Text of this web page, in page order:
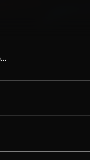
Faux raccords - Les erreurs dans la trilogie Starship Troopers - Émission du vendredi 7 août